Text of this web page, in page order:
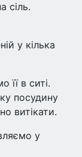
сіль.
у кілька
її в ситі.
посудину
витікати.
у